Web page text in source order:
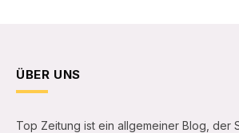
ÜBER UNS
Top Zeitung ist ein allgemeiner Blog, der